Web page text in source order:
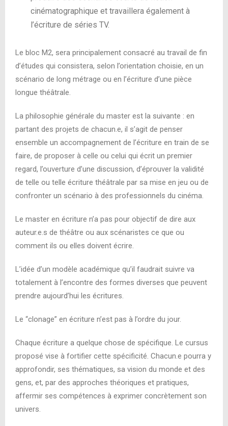
cinématographique et travaillera également à
l’écriture de séries TV.
Le bloc M2, sera principalement consacré au travail de fin
d’études qui consistera, selon l’orientation choisie, en un
scénario de long métrage ou en l’écriture d’une pièce
longue théâtrale.
La philosophie générale du master est la suivante : en
partant des projets de chacun.e, il s’agit de penser
ensemble un accompagnement de l’écriture en train de se
faire, de proposer à celle ou celui qui écrit un premier
regard, l’ouverture d’une discussion, d’éprouver la validité
de telle ou telle écriture théâtrale par sa mise en jeu ou de
confronter un scénario à des professionnels du cinéma.
Le master en écriture n’a pas pour objectif de dire aux
auteur.e.s de théâtre ou aux scénaristes ce que ou
comment ils ou elles doivent écrire.
L’idée d’un modèle académique qu’il faudrait suivre va
totalement à l’encontre des formes diverses que peuvent
prendre aujourd’hui les écritures.
Le “clonage” en écriture n’est pas à l’ordre du jour.
Chaque écriture a quelque chose de spécifique. Le cursus
proposé vise à fortifier cette spécificité. Chacun.e pourra y
approfondir, ses thématiques, sa vision du monde et des
gens, et, par des approches théoriques et pratiques,
affermir ses compétences à exprimer concrètement son
univers.